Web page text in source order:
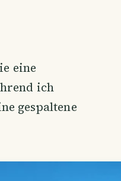
eine
ich
gespaltene